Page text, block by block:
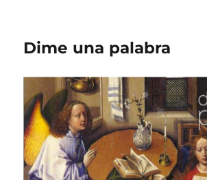
Dime una palabra